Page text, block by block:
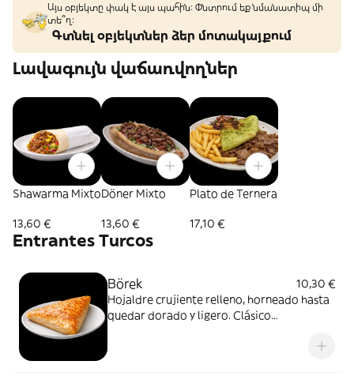
Այս օբյեկտը փակ է այս պահին: Փնտրում եք նմանատիպ մի
տե՞ղ։
Գտնել օբյեկտներ ձեր մոտակայքում
Լավագույն վաճառվողներ
Shawarma Mixto
13,60 €
Döner Mixto
13,60 €
Plato de Ternera
17,10 €
Entrantes Turcos
Börek
10,30 €
Hojaldre crujiente relleno, horneado hasta
quedar dorado y ligero. Clásico